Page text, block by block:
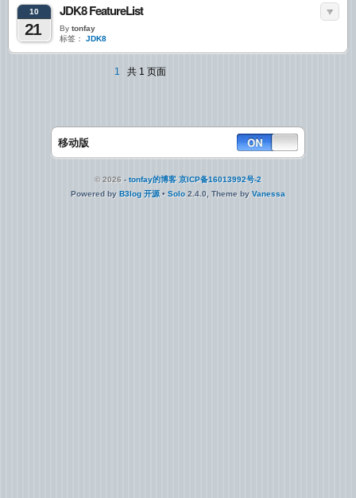
10
21
JDK8 FeatureList
By tonfay
标签：
JDK8
1 共 1 页面
移动版
© 2026 -tonfay的博客 京ICP备16013992号-2
Powered by B3log 开源• Solo2.4.0, Theme by Vanessa